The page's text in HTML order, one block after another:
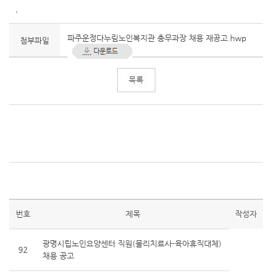
첨부파일 파주운정다누림노인복지관 총무과장 채용 재공고.hwp
번호 제목 작성자
92
광명시립노인요양센터 직원(물리치료사-육아휴직대체)
채용 공고